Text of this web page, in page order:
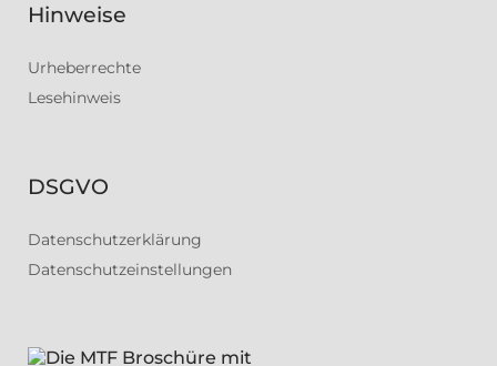
Hinweise
Urheberrechte
Lesehinweis
DSGVO
Datenschutzerklärung
Datenschutzeinstellungen